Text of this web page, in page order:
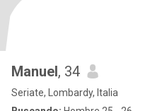
Manuel, 34
Seriate, Lombardy, Italia